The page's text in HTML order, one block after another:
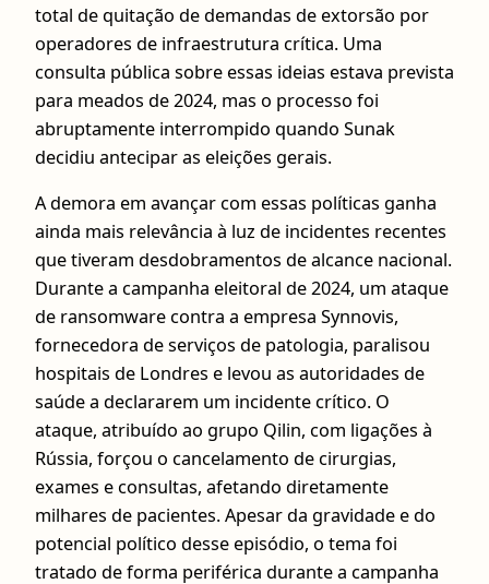
total de quitação de demandas de extorsão por
operadores de infraestrutura crítica. Uma
consulta pública sobre essas ideias estava prevista
para meados de 2024, mas o processo foi
abruptamente interrompido quando Sunak
decidiu antecipar as eleições gerais.
A demora em avançar com essas políticas ganha
ainda mais relevância à luz de incidentes recentes
que tiveram desdobramentos de alcance nacional.
Durante a campanha eleitoral de 2024, um ataque
de ransomware contra a empresa Synnovis,
fornecedora de serviços de patologia, paralisou
hospitais de Londres e levou as autoridades de
saúde a declararem um incidente crítico. O
ataque, atribuído ao grupo Qilin, com ligações à
Rússia, forçou o cancelamento de cirurgias,
exames e consultas, afetando diretamente
milhares de pacientes. Apesar da gravidade e do
potencial político desse episódio, o tema foi
tratado de forma periférica durante a campanha